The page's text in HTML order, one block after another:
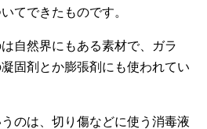
てできたものです。
自然界にもある素材で、ガラ
固剤とか膨張剤にも使われてい
のは、切り傷などに使う消毒液